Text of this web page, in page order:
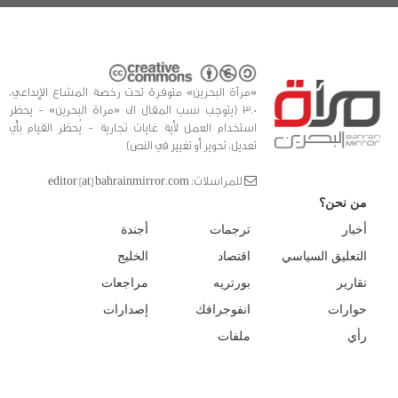
«مرآة البحرين» متوفرة تحت رخصة المشاع الإبداعي،
3.0 (يتوجب نسب المقال الى «مراة البحرين» - يحظر
استخدام العمل لأية غايات تجارية - يُحظر القيام بأي
تعديل، تحوير أو تغيير في النص)
للمراسلات: editor [at] bahrainmirror.com
من نحن؟
أخبار
التعليق السياسي
تقارير
حوارات
رأي
ترجمات
اقتصاد
بورتريه
انفوجرافك
ملفات
أجندة
الخليج
مراجعات
إصدارات